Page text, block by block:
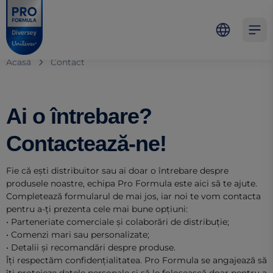
Skip to main content
Skip to navigation
Skip to footer
Pro Formula
Acasă Contact
Ai o întrebare?
Contactează-ne!
Fie că ești distribuitor sau ai doar o întrebare despre
produsele noastre, echipa Pro Formula este aici să te ajute.
Completează formularul de mai jos, iar noi te vom contacta
pentru a-ți prezenta cele mai bune opțiuni:
• Parteneriate comerciale și colaborări de distribuție;
• Comenzi mari sau personalizate;
• Detalii și recomandări despre produse.
Îți respectăm confidențialitatea. Pro Formula se angajează să